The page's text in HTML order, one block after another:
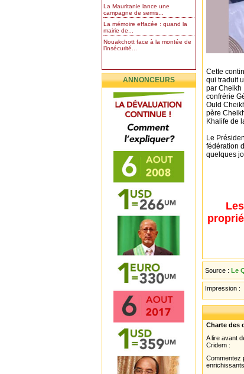
La Mauritanie lance une
campagne de semis...
La mémoire effacée : quand la
mairie de...
Nouakchott face à la montée de
l’insécurité...
ANNONCEURS
Cette
qui traduit
par Cheikh
confrérie
Ould
père
Khalife de
Le
fédération
quelques
Source : Le
Impression :
Charte des
A lire avant
Cridem :
Commentez